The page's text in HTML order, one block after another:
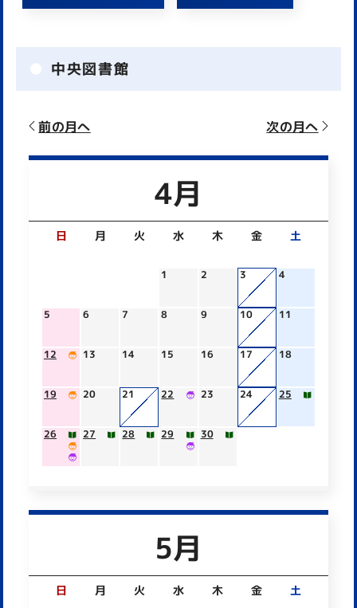
中央図書館
前の月へ 次の月へ
4月
日 月 火 水 木 金 土
1 2 3 4
5 6 7 8 9 10 11
12 13 14 15 16 17 18
19 20 21 22 23 24 25
26 27 28 29 30
5月
日 月 火 水 木 金 土